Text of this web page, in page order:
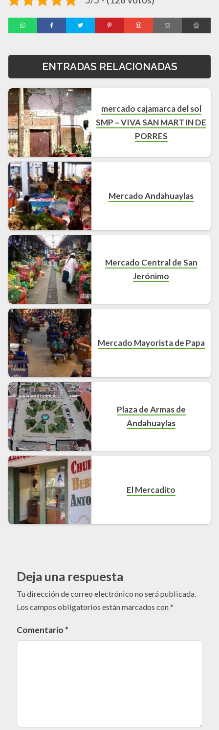
ENTRADAS RELACIONADAS
mercado cajamarca del sol
SMP – VIVA SAN MARTIN DE
PORRES
Mercado Andahuaylas
Mercado Central de San
Jerónimo
Mercado Mayorista de Papa
Plaza de Armas de
Andahuaylas
El Mercadito
Deja una respuesta
Tu dirección de correo electrónico no será publicada.
Los campos obligatorios están marcados con*
Comentario *